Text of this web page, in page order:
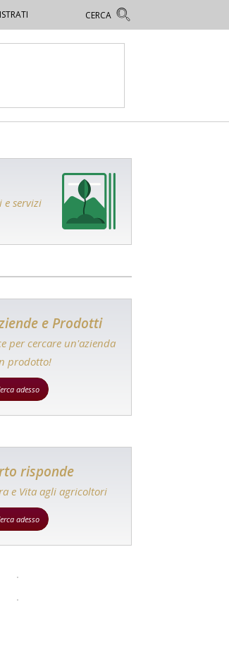
e servizi
e Prodotti
per cercare un'azienda
prodotto!
adesso
risponde
e Vita agli agricoltori
adesso